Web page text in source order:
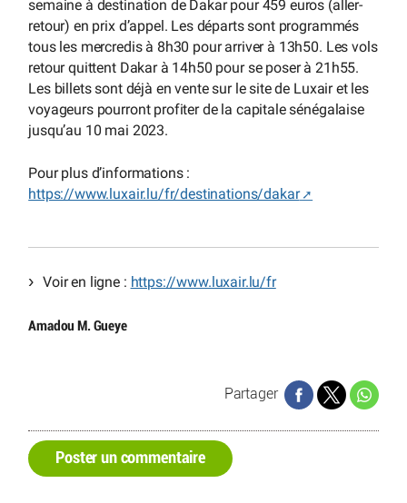
semaine à destination de Dakar pour 459 euros (aller-
retour) en prix d’appel. Les départs sont programmés
tous les mercredis à 8h30 pour arriver à 13h50. Les vols
retour quittent Dakar à 14h50 pour se poser à 21h55.
Les billets sont déjà en vente sur le site de Luxair et les
voyageurs pourront profiter de la capitale sénégalaise
jusqu’au 10 mai 2023.
Pour plus d’informations :
https://www.luxair.lu/fr/destinations/dakar
Voir en ligne : https://www.luxair.lu/fr
Amadou M. Gueye
Partager
Poster un commentaire